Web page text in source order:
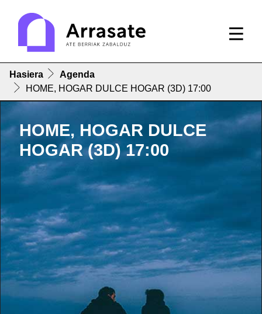
Hasiera
Agenda
HOME, HOGAR DULCE HOGAR (3D) 17:00
HOME, HOGAR DULCE
HOGAR (3D) 17:00